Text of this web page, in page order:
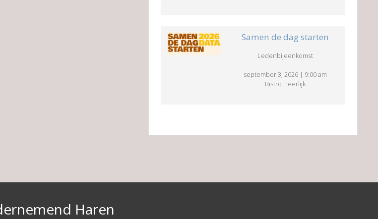
Samen de dag starten
Ledenbijeenkomst
september 3, 2026 | 9:00 am
Bistro Heerlijk
Haren